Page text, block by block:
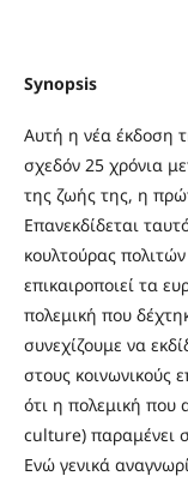
Synopsis
Αυτή η νέα έκδοση
σχεδόν 25 χρόνια
της ζωής της, η
Επανεκδίδεται
κουλτούρας
επικαιροποιεί τα
πολεμική που
συνεχίζουμε να
στους κοινωνικούς
ότι η πολεμική που
culture) παραμένει
Ενώ γενικά